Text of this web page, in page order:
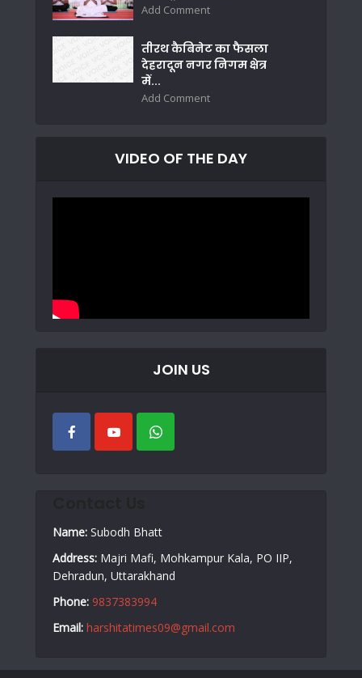
Add Comment
तीरथ कैबिनेट का फैसला
देहरादून नगर निगम क्षेत्र
में...
Add Comment
VIDEO OF THE DAY
JOIN US
Name: Subodh Bhatt
Address: Majri Mafi, Mohkampur Kala, PO IIP,
Dehradun, Uttarakhand
Phone: 9837383994
Email: harshitatimes09@gmail.com